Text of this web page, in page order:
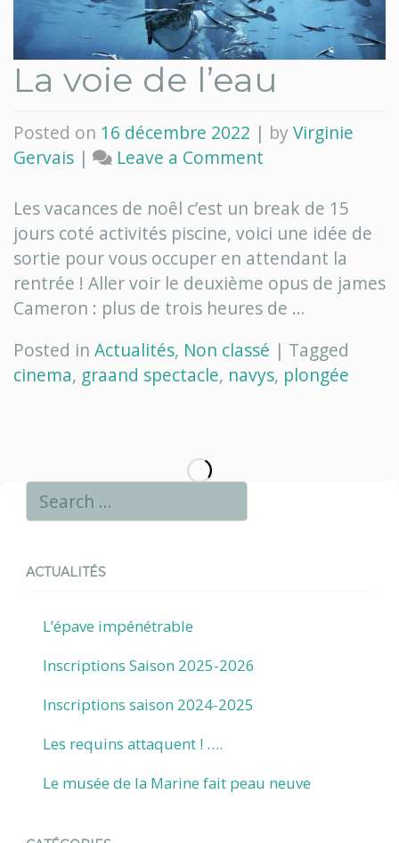
La voie de l’eau
Posted on 16 décembre 2022 | byVirginie
Gervais | Leave a Comment
voie
de
l’eau
Les vacances de noêl c’est un break de 15
jours coté activités piscine, voici une idée de
sortie pour vous occuper en attendant la
rentrée ! Aller voir le deuxième opus de james
Cameron : plus de trois heures de …
Posted in Actualités, Non classé | Tagged
cinema, graand spectacle, navys, plongée
ACTUALITÉS
L’épave impénétrable
Inscriptions Saison 2025-2026
Inscriptions saison 2024-2025
Les requins attaquent ! ….
Le musée de la Marine fait peau neuve